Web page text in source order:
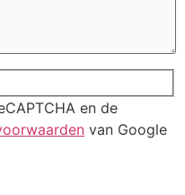
en de
van Google